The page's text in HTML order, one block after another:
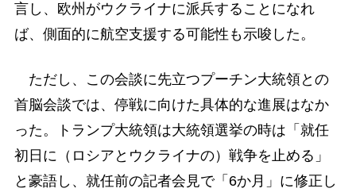
言し、欧州がウクライナに派兵することになれ
ば、側面的に航空支援する可能性も示唆した。
ただし、この会談に先立つプーチン大統領との
首脳会談では、停戦に向けた具体的な進展はなか
った。トランプ大統領は大統領選挙の時は「就任
初日に（ロシアとウクライナの）戦争を止める」
と豪語し、就任前の記者会見で「6か月」に修正し